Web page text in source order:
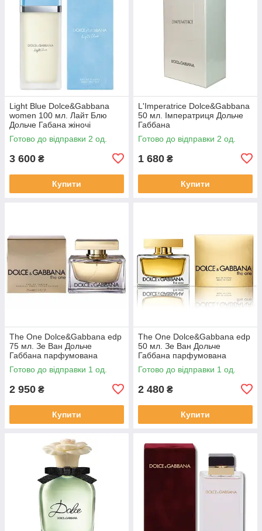
Light Blue Dolce&Gabbana
women 100 мл. Лайт Блю
Дольче Габана жіночі
Готово до відправки 2 од.
3 600 ₴
Купити
L'Imperatrice Dolce&Gabbana
50 мл. Імператриця Дольче
Габбана
Готово до відправки 2 од.
1 680 ₴
Купити
The One Dolce&Gabbana edp
75 мл. Зе Ван Дольче
Габбана парфумована
жіноча
Готово до відправки 1 од.
2 950 ₴
Купити
The One Dolce&Gabbana edp
50 мл. Зе Ван Дольче
Габбана парфумована
жіноча
Готово до відправки 1 од.
2 480 ₴
Купити